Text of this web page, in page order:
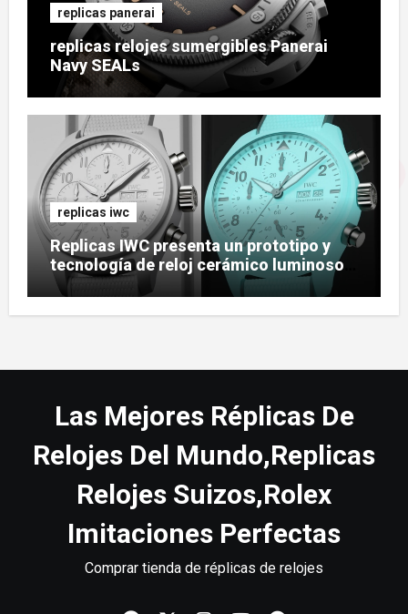
replicas panerai
replicas relojes sumergibles Panerai
Navy SEALs
replicas iwc
Replicas IWC presenta un prototipo y
tecnología de reloj cerámico luminoso
Ceralume
Las Mejores Réplicas De
Relojes Del Mundo,Replicas
Relojes Suizos,Rolex
Imitaciones Perfectas
Comprar tienda de réplicas de relojes